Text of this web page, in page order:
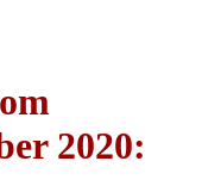
2020: